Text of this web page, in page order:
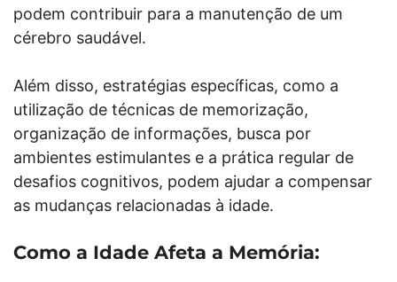
podem contribuir para a manutenção de um
cérebro saudável.
Além disso, estratégias específicas, como a
utilização de técnicas de memorização,
organização de informações, busca por
ambientes estimulantes e a prática regular de
desafios cognitivos, podem ajudar a compensar
as mudanças relacionadas à idade.
Como a Idade Afeta a Memória: